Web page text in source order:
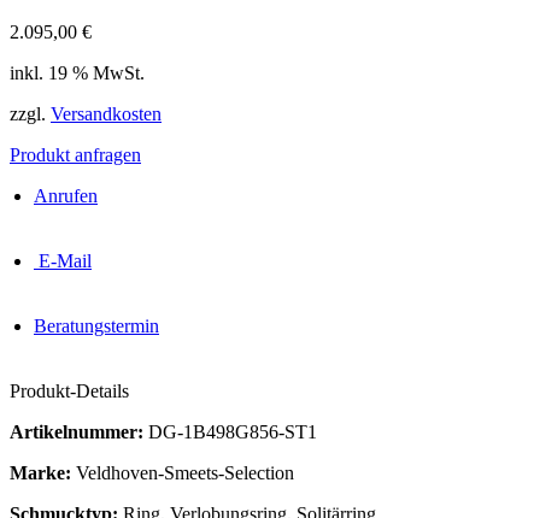
2.095,00 €
inkl. 19 % MwSt.
zzgl. Versandkosten
Produkt anfragen
Anrufen
E-Mail
Beratungstermin
Produkt-Details
Artikelnummer: DG-1B498G856-ST1
Marke: Veldhoven-Smeets-Selection
Schmucktyp: Ring, Verlobungsring, Solitärring